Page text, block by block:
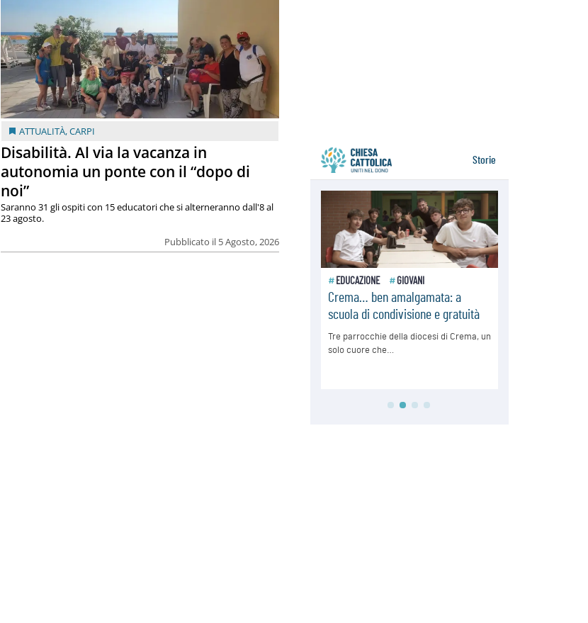
ATTUALITÀ,CARPI
Disabilità. Al via la vacanza in
autonomia un ponte con il “dopo di
noi”
Pubblicato il 5 Agosto, 2026
Saranno 31 gli ospiti con 15 educatori che si alterneranno dall'8 al
23 agosto.